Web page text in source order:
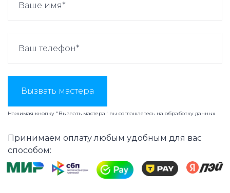
Вызвать мастера
Нажимая кнопку "Вызвать мастера" вы соглашаетесь на обработку данных
Принимаем оплату любым удобным для вас
способом: